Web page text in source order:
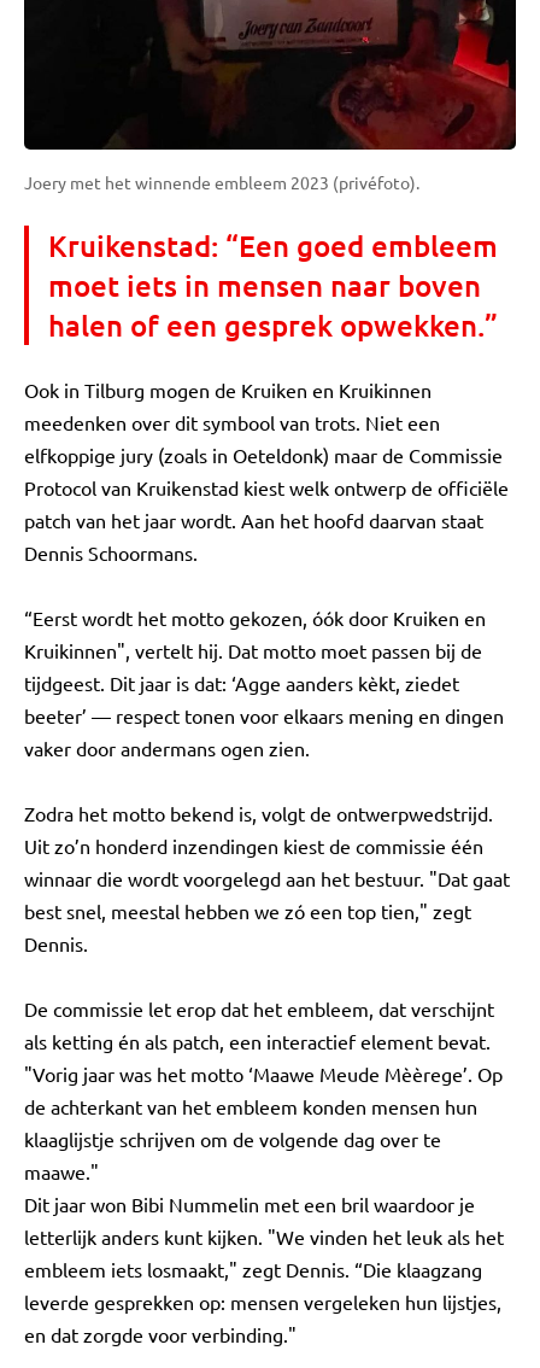
Joery met het winnende embleem 2023 (privéfoto).
Kruikenstad: “Een goed embleem
moet iets in mensen naar boven
halen of een gesprek opwekken.”
Ook in Tilburg mogen de Kruiken en Kruikinnen
meedenken over dit symbool van trots. Niet een
elfkoppige jury (zoals in Oeteldonk) maar de Commissie
Protocol van Kruikenstad kiest welk ontwerp de officiële
patch van het jaar wordt. Aan het hoofd daarvan staat
Dennis Schoormans.
“Eerst wordt het motto gekozen, óók door Kruiken en
Kruikinnen", vertelt hij. Dat motto moet passen bij de
tijdgeest. Dit jaar is dat: ‘Agge aanders kèkt, ziedet
beeter’ — respect tonen voor elkaars mening en dingen
vaker door andermans ogen zien.
Zodra het motto bekend is, volgt de ontwerpwedstrijd.
Uit zo’n honderd inzendingen kiest de commissie één
winnaar die wordt voorgelegd aan het bestuur. "Dat gaat
best snel, meestal hebben we zó een top tien," zegt
Dennis.
De commissie let erop dat het embleem, dat verschijnt
als ketting én als patch, een interactief element bevat.
"Vorig jaar was het motto ‘Maawe Meude Mèèrege’. Op
de achterkant van het embleem konden mensen hun
klaaglijstje schrijven om de volgende dag over te
maawe."
Dit jaar won Bibi Nummelin met een bril waardoor je
letterlijk anders kunt kijken. "We vinden het leuk als het
embleem iets losmaakt," zegt Dennis. “Die klaagzang
leverde gesprekken op: mensen vergeleken hun lijstjes,
en dat zorgde voor verbinding."